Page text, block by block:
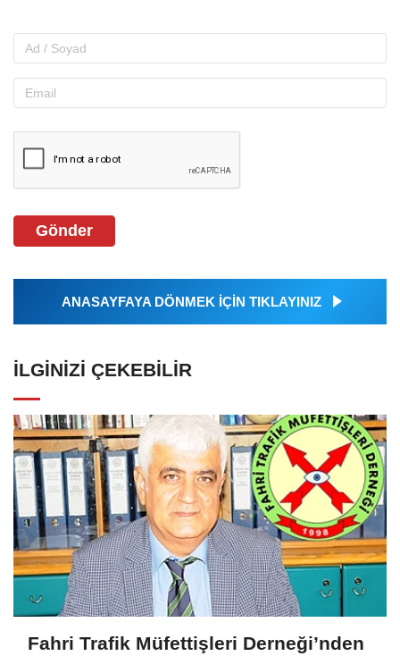
Gönder
ANASAYFAYA DÖNMEK İÇİN TIKLAYINIZ
İLGINIZI ÇEKEBILIR
Fahri Trafik Müfettişleri Derneği’nden